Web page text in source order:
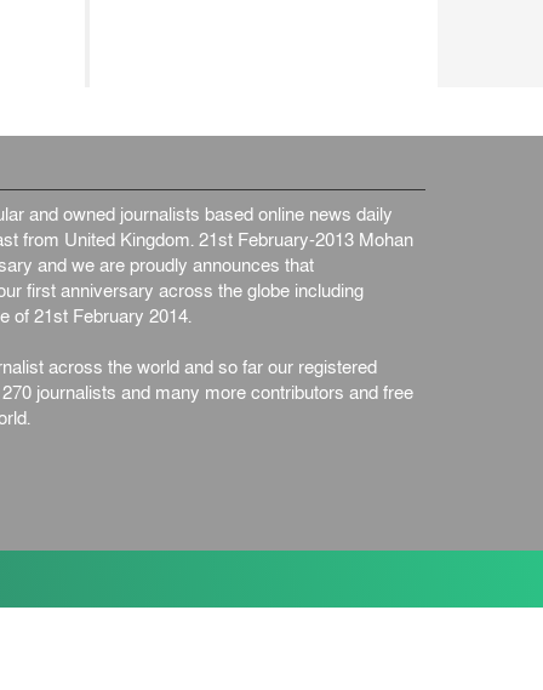
and owned journalists based online news daily
from United Kingdom. 21st February-2013 Mohan
and we are proudly announces that
first anniversary across the globe including
of 21st February 2014.
across the world and so far our registered
journalists and many more contributors and free